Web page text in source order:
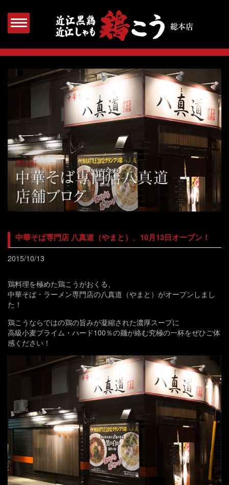
中華そば専門店 八真道（やまと）、10月13日オープン！
2015/10/13
鶏料理を極めた鶏こうがおくる、
中華そば・ラーメン専門店の八真道（やまと）がオープンしまし
た！
鶏こうならではの鶏の旨みが凝縮された濃厚スープに
高級小麦プライム・ハード100％の麺が絡む究極の一杯をぜひご体
感ください！